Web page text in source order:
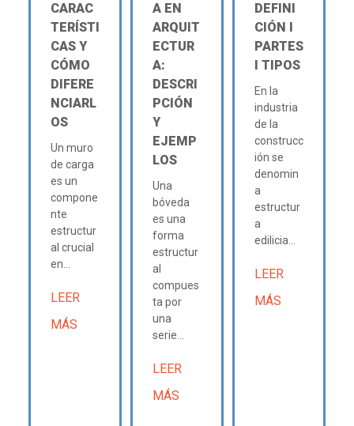
CARAC
TERÍSTI
CAS Y
CÓMO
DIFERE
NCIARL
OS
Un muro
de carga
es un
compone
nte
estructur
al crucial
en...
LEER
MÁS
A EN
ARQUIT
ECTUR
A:
DESCRI
PCIÓN
Y
EJEMP
LOS
Una
bóveda
es una
forma
estructur
al
compues
ta por
una
serie...
LEER
MÁS
DEFINI
CIÓN Ι
PARTES
Ι TIPOS
En la
industria
de la
construcc
ión se
denomin
a
estructur
a
edilicia...
LEER
MÁS